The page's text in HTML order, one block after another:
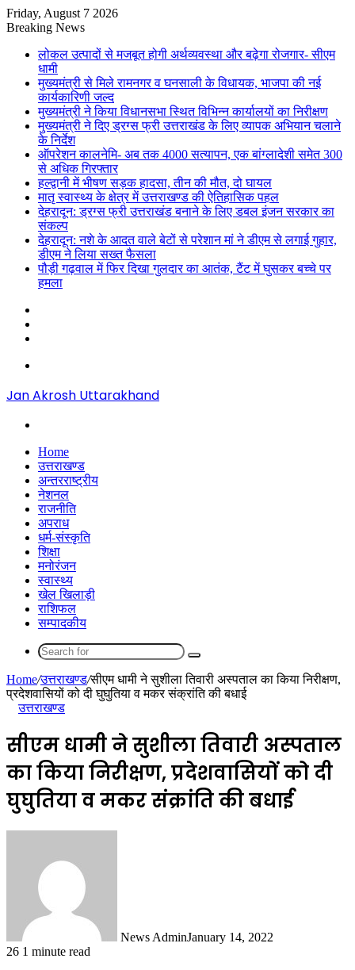
Friday, August 7 2026
Breaking News
लोकल उत्पादों से मजबूत होगी अर्थव्यवस्था और बढ़ेगा रोजगार- सीएम
धामी
मुख्यमंत्री से मिले रामनगर व घनसाली के विधायक, भाजपा की नई
कार्यकारिणी जल्द
मुख्यमंत्री ने किया विधानसभा स्थित विभिन्न कार्यालयों का निरीक्षण
मुख्यमंत्री ने दिए ड्रग्स फ्री उत्तराखंड के लिए व्यापक अभियान चलाने
के निर्देश
ऑपरेशन कालनेमि- अब तक 4000 सत्यापन, एक बांग्लादेशी समेत 300
से अधिक गिरफ्तार
हल्द्वानी में भीषण सड़क हादसा, तीन की मौत, दो घायल
मातृ स्वास्थ्य के क्षेत्र में उत्तराखण्ड की ऐतिहासिक पहल
देहरादून: ड्रग्स फ्री उत्तराखंड बनाने के लिए डबल इंजन सरकार का
संकल्प
देहरादून: नशे के आदत वाले बेटों से परेशान मां ने डीएम से लगाई गुहार,
डीएम ने लिया सख्त फैसला
पौड़ी गढ़वाल में फिर दिखा गुलदार का आतंक, टैंट में घुसकर बच्चे पर
हमला
Jan Akrosh Uttarakhand
Home
उत्तराखण्ड
अन्तरराष्ट्रीय
नेशनल
राजनीति
अपराध
धर्म-संस्कृति
शिक्षा
मनोरंजन
स्वास्थ्य
खेल खिलाड़ी
राशिफल
सम्पादकीय
Search
Home/उत्तराखण्ड/सीएम धामी ने सुशीला तिवारी अस्पताल का किया निरीक्षण,
प्रदेशवासियों को दी घुघुतिया व मकर संक्रांति की बधाई
उत्तराखण्ड
सीएम धामी ने सुशीला तिवारी अस्पताल
का किया निरीक्षण, प्रदेशवासियों को दी
घुघुतिया व मकर संक्रांति की बधाई
News AdminJanuary 14, 2022
26 1 minute read